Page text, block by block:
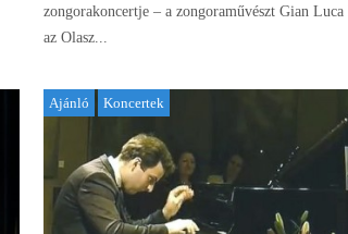
zongorakoncertje – a zongoraművészt Gian Luca
az Olasz...
Ajánló Koncertek